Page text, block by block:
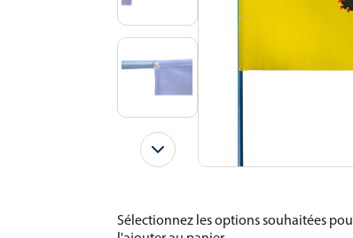
Sélectionnez les options souhaitées